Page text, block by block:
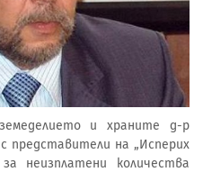
и храните д-р
представители на „Исперих
неизплатени количества